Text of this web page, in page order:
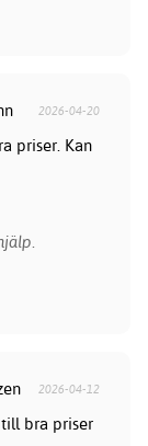
2026-04-20
priser. Kan
2026-04-12
bra priser